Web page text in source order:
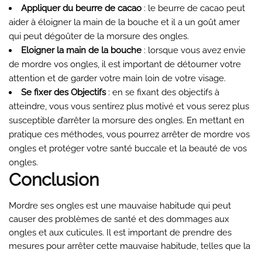
Appliquer du beurre de cacao : le beurre de cacao peut
aider à éloigner la main de la bouche et il a un goût amer
qui peut dégoûter de la morsure des ongles.
Eloigner la main de la bouche : lorsque vous avez envie
de mordre vos ongles, il est important de détourner votre
attention et de garder votre main loin de votre visage.
Se fixer des Objectifs: en se fixant des objectifs à
atteindre, vous vous sentirez plus motivé et vous serez plus
susceptible d’arrêter la morsure des ongles. En mettant en
pratique ces méthodes, vous pourrez arrêter de mordre vos
ongles et protéger votre santé buccale et la beauté de vos
ongles.
Conclusion
Mordre ses ongles est une mauvaise habitude qui peut
causer des problèmes de santé et des dommages aux
ongles et aux cuticules. Il est important de prendre des
mesures pour arrêter cette mauvaise habitude, telles que la